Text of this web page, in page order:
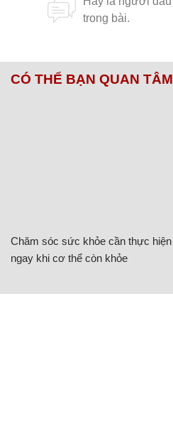
CÓ THỂ BẠN QUAN TÂM
Chăm sóc sức khỏe cần thực hiện
ngay khi cơ thể còn khỏe